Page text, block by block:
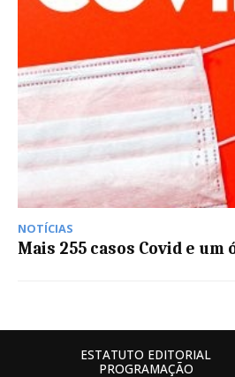
NOTÍCIAS
Mais 255 casos Covid e
ESTATUTO EDITORIAL
PROGRAMAÇÃO